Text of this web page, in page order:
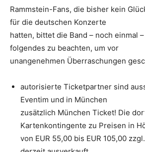
Rammstein-Fans, die bisher kein
für die deutschen Konzerte
hatten, bittet die Band – noch einmal
folgendes zu beachten, um vor
unangenehmen Überraschungen
autorisierte Ticketpartner sind
Eventim und in München
zusätzlich München Ticket! Die
Kartenkontingente zu Preisen in
von EUR 55,00 bis EUR 105,00